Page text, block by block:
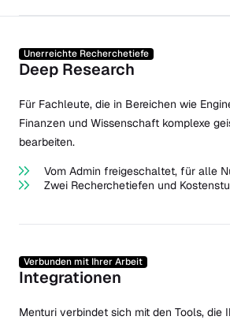
Unerreichte Recherchetiefe
Deep Research
Für Fachleute, die in Bereichen wie
Finanzen und Wissenschaft komplexe
bearbeiten.
Vom Admin freigeschaltet, für alle
Zwei Recherchetiefen und
Verbunden mit Ihrer Arbeit
Integrationen
Menturi verbindet sich mit den Tools, die